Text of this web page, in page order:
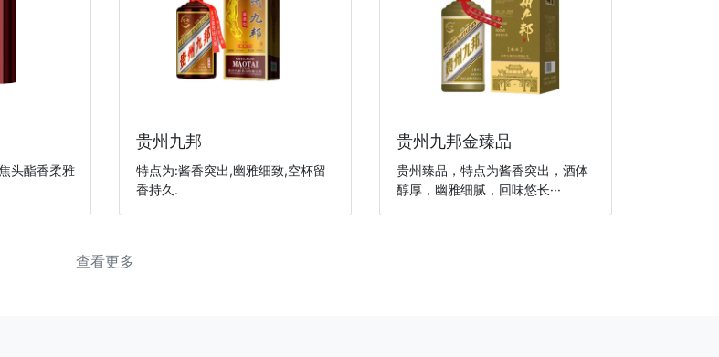
头酯香柔雅
贵州九邦
特点为:酱香突出,幽雅细致,空杯留
香持久.
贵州九邦金臻品
贵州臻品，特点为酱香突出，酒体
醇厚，幽雅细腻，回味悠长···
查看更多